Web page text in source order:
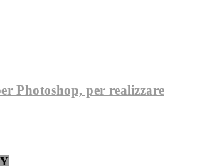
Photoshop, per realizzare